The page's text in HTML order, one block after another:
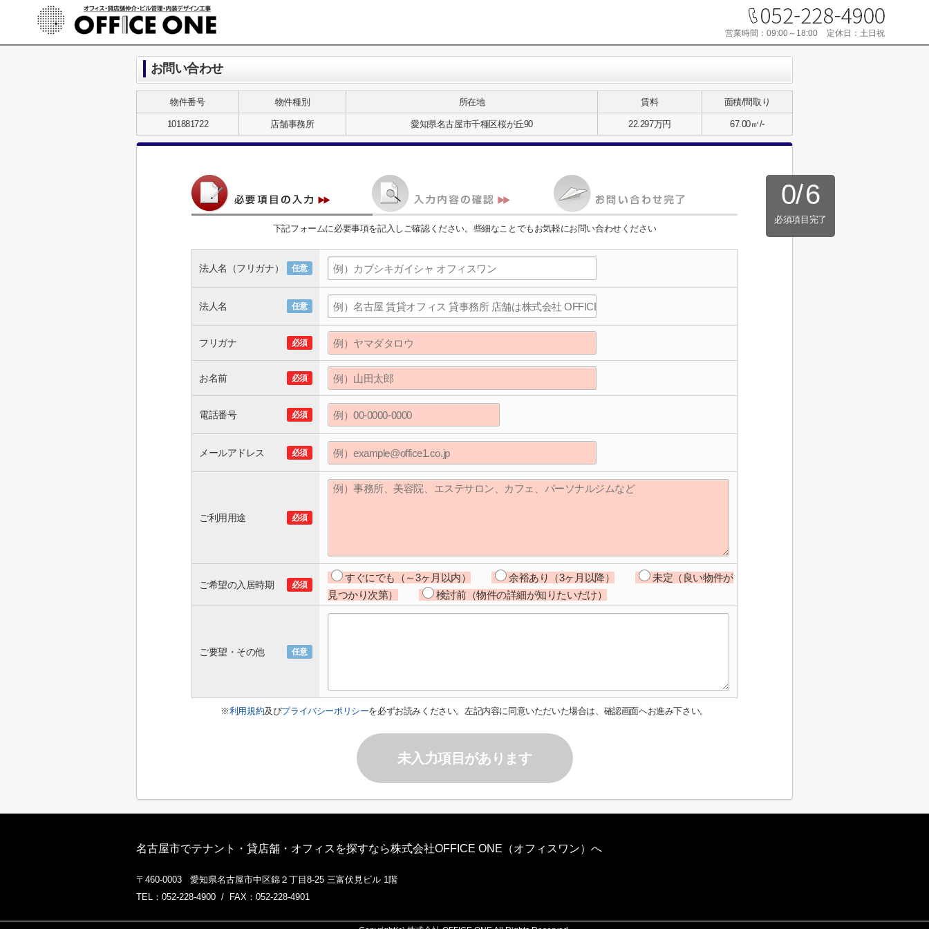
営業時間： 09:00～18:00 定休日： 土日祝
お問い合わせ
物件番号 物件種別 所在地 賃料 面積/間取り
101881722 店舗事務所 愛知県名古屋市千種区桜が丘90 22.297万円 67.00㎡/-
0/6
必須項目完了
下記フォームに必要事項を記入しご確認ください。些細なことでもお気軽にお問い合わせください
法人名（フリガナ） 任意
法人名 任意
フリガナ 必須
お名前 必須
電話番号 必須
メールアドレス 必須
ご利用用途 必須
ご希望の入居時期 必須
すぐにでも（～3ヶ月以内） 余裕あり（3ヶ月以降）
未定（良い物件が
見つかり次第）
検討前（物件の詳細が知りたいだけ）
ご要望・その他 任意
※利用規約及びプライバシーポリシーを必ずお読みください。左記内容に同意いただいた場合は、確認画面へお進み下さい。
未入力項目があります
名古屋市でテナント・貸店舗・オフィスを探すなら株式会社OFFICE ONE（オフィスワン）へ
〒460-0003 愛知県名古屋市中区錦２丁目8-25 三富伏見ビル 1階
TEL：052-228-4900 / FAX：052-228-4901